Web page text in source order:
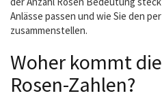
Anlässe passen und wie Sie den
zusammenstellen.
Woher kommt
Rosen-Zahlen?